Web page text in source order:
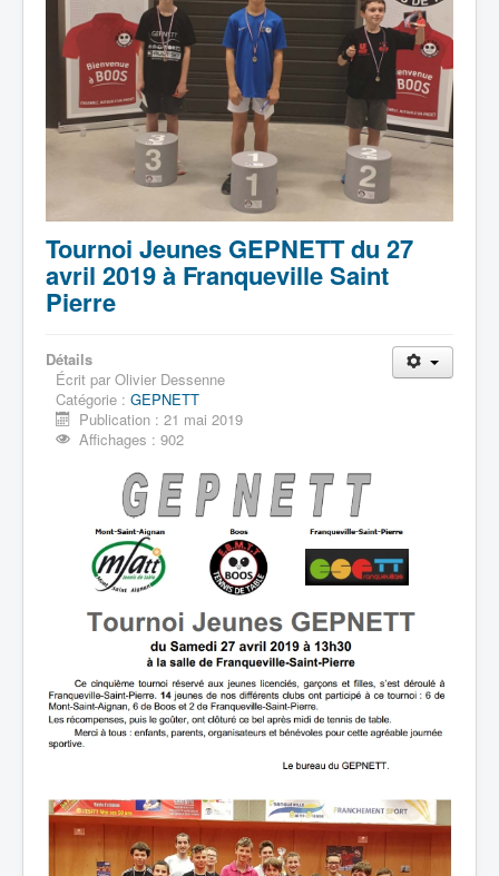
Tournoi Jeunes GEPNETT du 27
avril 2019 à Franqueville Saint
Pierre
Détails
Écrit par Olivier Dessenne
Catégorie : GEPNETT
Publication : 21 mai 2019
Affichages : 902